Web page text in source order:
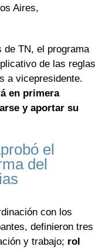
Aires,
de TN, el programa
de las reglas
a vicepresidente.
en primera
y aportar su
el
del
con los
definieron tres
y trabajo; rol